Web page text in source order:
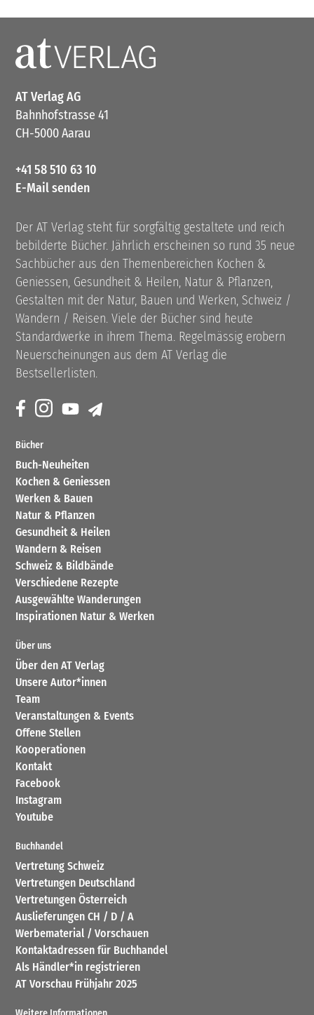
AT Verlag AG
Bahnhofstrasse 41
CH-5000 Aarau
+41 58 510 63 10
E-Mail senden
Der AT Verlag steht für sorgfältig gestaltete und reich
bebilderte Bücher. Jährlich erscheinen so rund 35 neue
Sachbücher aus den Themenbereichen Kochen &
Geniessen, Gesundheit & Heilen, Natur & Pflanzen,
Gestalten mit der Natur, Bauen und Werken, Schweiz /
Wandern / Reisen. Viele der Bücher sind heute
Standardwerke in ihrem Thema. Regelmässig erobern
Neuerscheinungen aus dem AT Verlag die
Bestsellerlisten.
Bücher
Buch-Neuheiten
Kochen & Geniessen
Werken & Bauen
Natur & Pflanzen
Gesundheit & Heilen
Wandern & Reisen
Schweiz & Bildbände
Verschiedene Rezepte
Ausgewählte Wanderungen
Inspirationen Natur & Werken
Über uns
Über den AT Verlag
Unsere Autor*innen
Team
Veranstaltungen & Events
Offene Stellen
Kooperationen
Kontakt
Facebook
Instagram
Youtube
Buchhandel
Vertretung Schweiz
Vertretungen Deutschland
Vertretungen Österreich
Auslieferungen CH / D / A
Werbematerial / Vorschauen
Kontaktadressen für Buchhandel
Als Händler*in registrieren
AT Vorschau Frühjahr 2025